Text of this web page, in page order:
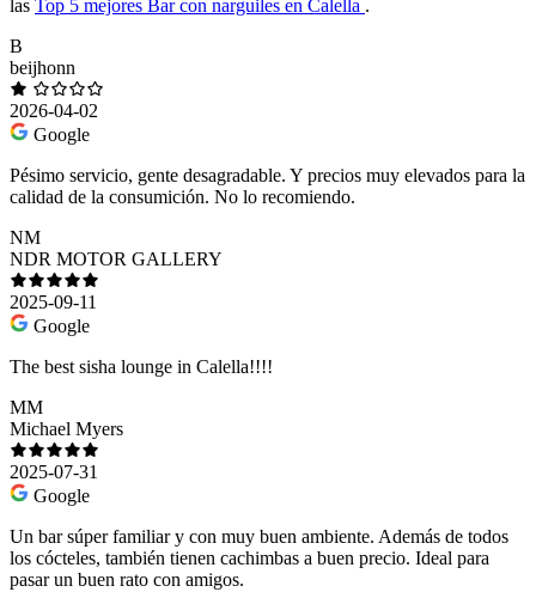
las Top 5 mejores Bar con narguiles en Calella .
B
beijhonn
2026-04-02
Google
Pésimo servicio, gente desagradable. Y precios muy elevados para la
calidad de la consumición. No lo recomiendo.
NM
NDR MOTOR GALLERY
2025-09-11
Google
The best sisha lounge in Calella!!!!
MM
Michael Myers
2025-07-31
Google
Un bar súper familiar y con muy buen ambiente. Además de todos
los cócteles, también tienen cachimbas a buen precio. Ideal para
pasar un buen rato con amigos.